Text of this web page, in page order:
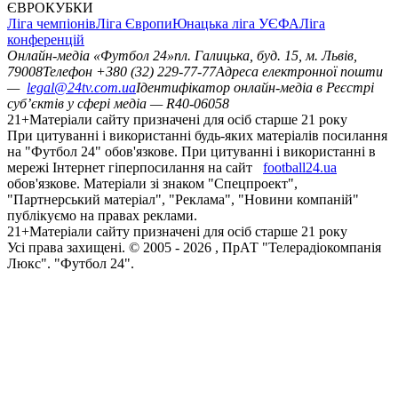
ЄВРОКУБКИ
Ліга чемпіонівЛіга ЄвропиЮнацька ліга УЄФАЛіга
конференцій
Онлайн-медіа «Футбол 24»пл. Галицька, буд. 15, м. Львів,
79008Телефон +380 (32) 229-77-77Адреса електронної пошти
— legal@24tv.com.uaІдентифікатор онлайн-медіа в Реєстрі
суб’єктів у сфері медіа — R40-06058
21+Матеріали сайту призначені для осіб старше 21 року
При цитуванні і використанні будь-яких матеріалів посилання
на "Футбол 24" обов'язкове. При цитуванні і використанні в
мережі Інтернет гіперпосилання на сайт
football24.ua
обов'язкове. Матеріали зі знаком "Спецпроект",
"Партнерський матеріал", "Реклама", "Новини компаній"
публікуємо на правах реклами.
21+Матеріали сайту призначені для осіб старше 21 року
Усi права захищенi. © 2005 - 2026 , ПрАТ "Телерадіокомпанія
Люкс". "Футбол 24".